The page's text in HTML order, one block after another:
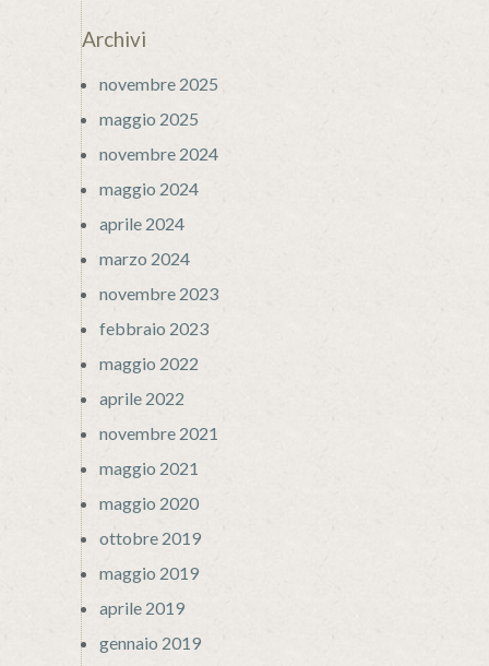
Archivi
novembre 2025
maggio 2025
novembre 2024
maggio 2024
aprile 2024
marzo 2024
novembre 2023
febbraio 2023
maggio 2022
aprile 2022
novembre 2021
maggio 2021
maggio 2020
ottobre 2019
maggio 2019
aprile 2019
gennaio 2019